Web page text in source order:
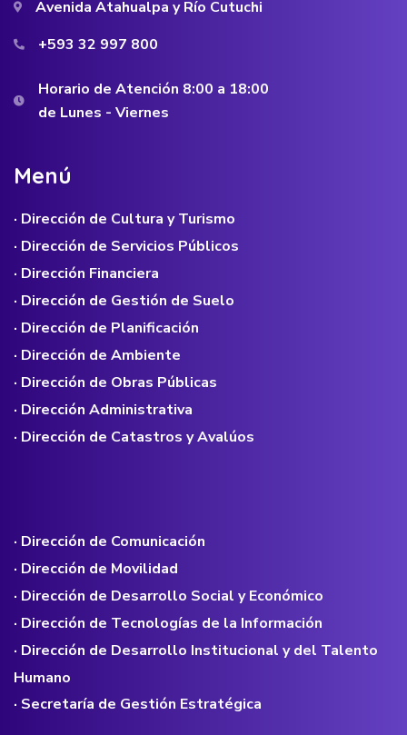
Avenida Atahualpa y Río Cutuchi
+593 32 997 800
Horario de Atención 8:00 a 18:00
de Lunes - Viernes
Menú
· Dirección de Cultura y Turismo
· Dirección de Servicios Públicos
· Dirección Financiera
· Dirección de Gestión de Suelo
· Dirección de Planificación
· Dirección de Ambiente
· Dirección de Obras Públicas
· Dirección Administrativa
· Dirección de Catastros y Avalúos
· Dirección de Comunicación
· Dirección de Movilidad
· Dirección de Desarrollo Social y Económico
· Dirección de Tecnologías de la Información
· Dirección de Desarrollo Institucional y del Talento
Humano
· Secretaría de Gestión Estratégica